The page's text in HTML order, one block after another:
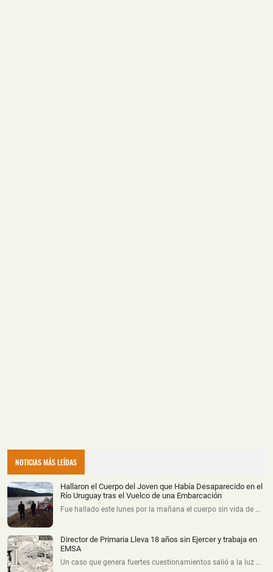
NOTICIAS MÁS LEÍDAS
Hallaron el Cuerpo del Joven que Había Desaparecido en el
Río Uruguay tras el Vuelco de una Embarcación
Fue hallado este lunes por la mañana el cuerpo sin vida de …
Director de Primaria Lleva 18 años sin Ejercer y trabaja en
EMSA
Un caso que genera fuertes cuestionamientos salió a la luz …